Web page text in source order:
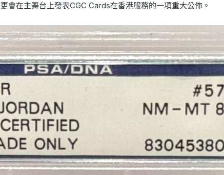
會在主舞台上發表CGC Cards在香港服務的一項重大公佈。